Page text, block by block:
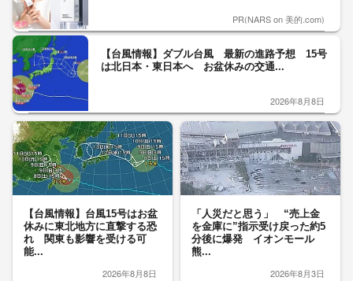
PR(NARS on 美的.com)
【台風情報】ダブル台風 最新の進路予想 15号
は北日本・東日本へ お盆休みの交通...
2026年8月8日
【台風情報】台風15号はお盆
休みに東北地方に直撃する恐
れ 関東も影響を受ける可
能...
2026年8月8日
「人災だと思う」 “売上金
を金庫に”指示受け戻った約5
分後に爆発 イオンモール
熊...
2026年8月3日